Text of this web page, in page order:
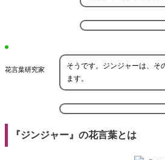
花言葉研究家
そうです。ジンジャーは、そ
ます。
『ジンジャー』の花言葉とは